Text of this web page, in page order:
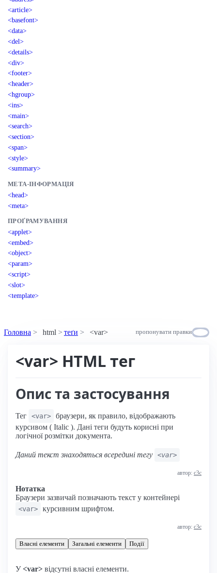
<article>
<basefont>
<data>
<del>
<details>
<div>
<footer>
<header>
<hgroup>
<ins>
<main>
<search>
<section>
<span>
<style>
<summary>
МЕТА-ІНФОРМАЦІЯ
<head>
<meta>
ПРОҐРАМУВАННЯ
<applet>
<embed>
<object>
<param>
<script>
<slot>
<template>
Головна html теґи <var> пропонувати правки
<var> HTML тег
Опис та застосування
Тег <var>
браузери, як правило, відображають
курсивом ( Italic ). Дані теги будуть корисні при
логічної розмітки документа.
Даний текст знаходяться всередині тегу <var>
автор: с3с
Нотатка
Браузери зазвичай позначають текст у контейнері
<var> курсивним шрифтом.
автор: с3с
Власні елементи Загальні елементи Події
У<var> відсутні власні елементи.